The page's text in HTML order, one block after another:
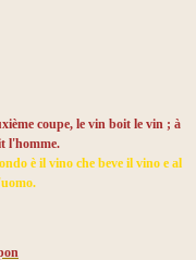
coupe, le vin boit le vin ; à
l'homme.
è il vino che beve il vino e al